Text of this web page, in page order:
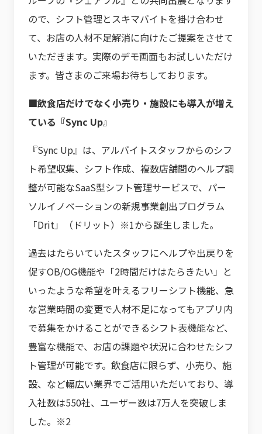
ので、シフト管理とスキマバイトを掛け合わせ
て、お店の人材不足解消に向けたご提案をさせて
いただきます。実際のデモ画面もお試しいただけ
ます。皆さまのご来場お待ちしております。
■飲食店だけでなく小売り・施設にも導入が増え
ている『Sync Up』
『Sync Up』は、アルバイトスタッフからのシフ
ト希望収集、シフト作成、複数店舗間のヘルプ調
整が可能なSaaS型シフト管理サービスで、パー
ソルイノベーションの新規事業創出プログラム
「Drit」（ドリット）※1から誕生しました。
過去はたらいていたスタッフにヘルプや出戻りを
促すOB/OG機能や「2時間だけはたらきたい」と
いったような希望を叶えるフリーシフト機能、急
な営業時間の変更で人材不足になってもアプリ内
で募集をかけることができるシフト表機能など、
豊富な機能で、お店の課題や状況に合わせたシフ
ト管理が可能です。飲食店に限らず、小売り、施
設、など幅広い業界でご活用いただいており、導
入社数は550社、ユーザー数は7万人を突破しま
した。※2